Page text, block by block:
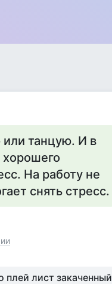
танцую. И в
На работу не
снять стресс.
лист закаченный